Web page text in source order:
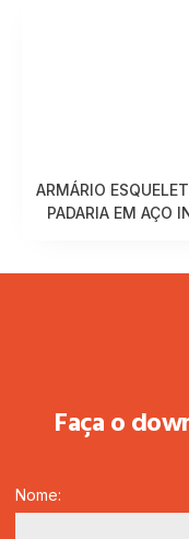
ARMÁRIO
PADARIA EM AÇO
Faça o
Nome: